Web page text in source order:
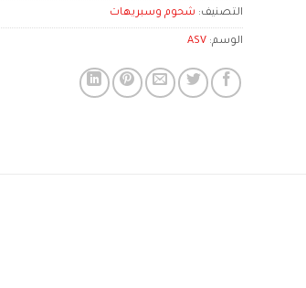
التصنيف: شحوم وسبريهات
الوسم: ASV